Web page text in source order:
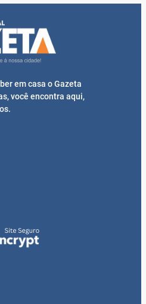
em casa o Gazeta
você encontra aqui,